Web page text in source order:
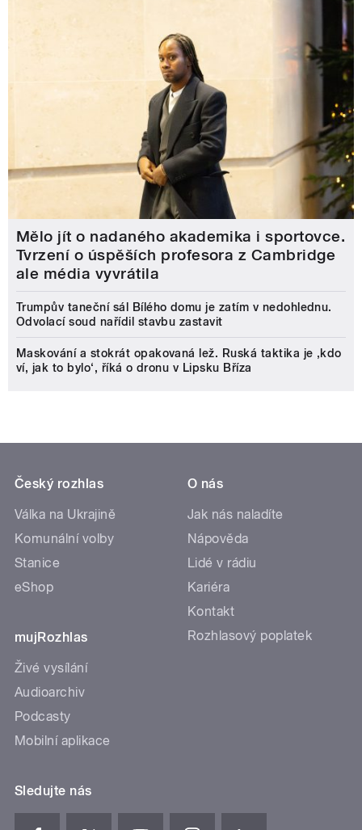
Mělo jít o nadaného akademika i sportovce.
Tvrzení o úspěších profesora z Cambridge
ale média vyvrátila
Trumpův taneční sál Bílého domu je zatím v nedohlednu.
Odvolací soud nařídil stavbu zastavit
Maskování a stokrát opakovaná lež. Ruská taktika je ‚kdo
ví, jak to bylo‘, říká o dronu v Lipsku Bříza
Český rozhlas
Válka na Ukrajině
Komunální volby
Stanice
eShop
mujRozhlas
Živé vysílání
Audioarchiv
Podcasty
Mobilní aplikace
O nás
Jak nás naladíte
Nápověda
Lidé v rádiu
Kariéra
Kontakt
Rozhlasový poplatek
Sledujte nás